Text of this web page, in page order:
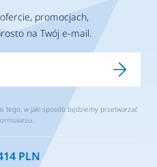
promocjach,
na Twój e-mail.
tego, w jaki sposób będziemy przetwarzać
PLN